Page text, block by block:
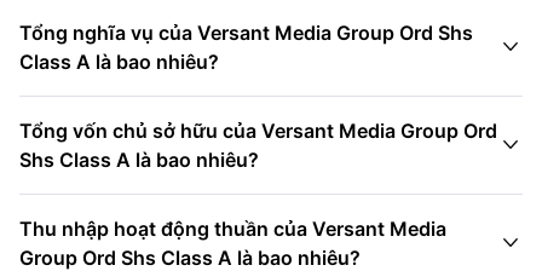
Tổng nghĩa vụ của Versant Media Group Ord Shs
Class A là bao nhiêu?

Tổng vốn chủ sở hữu của Versant Media Group Ord
Shs Class A là bao nhiêu?

Thu nhập hoạt động thuần của Versant Media
Group Ord Shs Class A là bao nhiêu?
